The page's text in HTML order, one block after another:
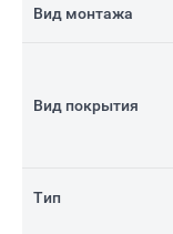
Вид монтажа
Вид покрытия
Тип